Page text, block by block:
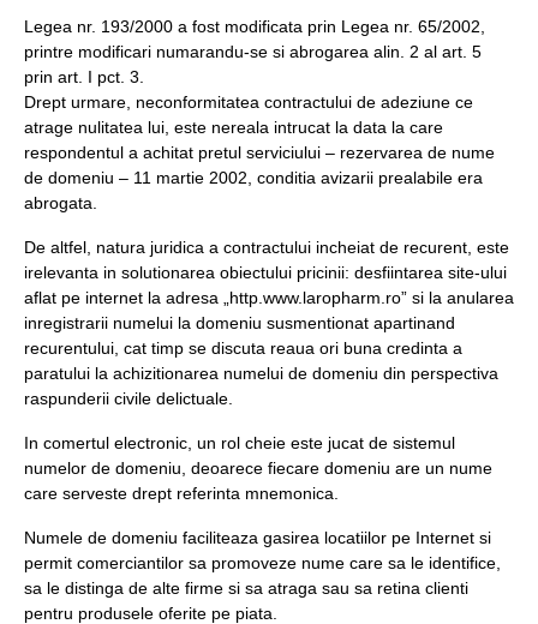
Legea nr. 193/2000 a fost modificata prin Legea nr. 65/2002,
printre modificari numarandu-se si abrogarea alin. 2 al art. 5
prin art. I pct. 3.
Drept urmare, neconformitatea contractului de adeziune ce
atrage nulitatea lui, este nereala intrucat la data la care
respondentul a achitat pretul serviciului – rezervarea de nume
de domeniu – 11 martie 2002, conditia avizarii prealabile era
abrogata.
De altfel, natura juridica a contractului incheiat de recurent, este
irelevanta in solutionarea obiectului pricinii: desfiintarea site-ului
aflat pe internet la adresa „http.www.laropharm.ro” si la anularea
inregistrarii numelui la domeniu susmentionat apartinand
recurentului, cat timp se discuta reaua ori buna credinta a
paratului la achizitionarea numelui de domeniu din perspectiva
raspunderii civile delictuale.
In comertul electronic, un rol cheie este jucat de sistemul
numelor de domeniu, deoarece fiecare domeniu are un nume
care serveste drept referinta mnemonica.
Numele de domeniu faciliteaza gasirea locatiilor pe Internet si
permit comerciantilor sa promoveze nume care sa le identifice,
sa le distinga de alte firme si sa atraga sau sa retina clienti
pentru produsele oferite pe piata.